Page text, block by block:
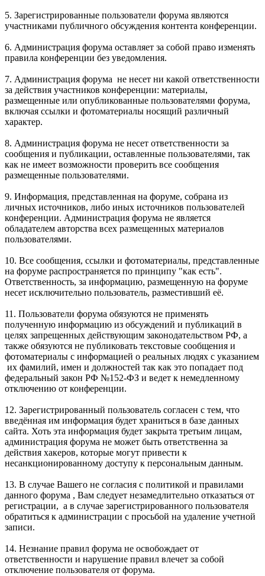
5. Зарегистрированные пользователи форума являются
участниками публичного обсуждения контента конференции.
6. Администрация форума оставляет за собой право изменять
правила конференции без уведомления.
7. Администрация форума не несет ни какой ответственности
за действия участников конференции: материалы,
размещенные или опубликованные пользователями форума,
включая ссылки и фотоматериалы носящий различный
характер.
8. Администрация форума не несет ответственности за
сообщения и публикации, оставленные пользователями, так
как не имеет возможности проверить все сообщения
размещенные пользователями.
9. Информация, представленная на форуме, собрана из
личных источников, либо иных источников пользователей
конференции. Администрация форума не является
обладателем авторства всех размещенных материалов
пользователями.
10. Все сообщения, ссылки и фотоматериалы, представленные
на форуме распространяется по принципу "как есть".
Ответственность, за информацию, размещенную на форуме
несет исключительно пользователь, разместивший её.
11. Пользователи форума обязуются не применять
полученную информацию из обсуждений и публикаций в
целях запрещенных действующим законодательством РФ, а
также обязуются не публиковать текстовые сообщения и
фотоматериалы с информацией о реальных людях с указанием
их фамилий, имен и должностей так как это попадает под
федеральный закон РФ №152-ФЗ и ведет к немедленному
отключению от конференции.
12. Зарегистрированный пользователь согласен с тем, что
введённая им информация будет храниться в базе данных
сайта. Хоть эта информация будет закрыта третьим лицам,
администрация форума не может быть ответственна за
действия хакеров, которые могут привести к
несанкционированному доступу к персональным данным.
13. В случае Вашего не согласия с политикой и правилами
данного форума , Вам следует незамедлительно отказаться от
регистрации, а в случае зарегистрированного пользователя
обратиться к администрации с просьбой на удаление учетной
записи.
14. Незнание правил форума не освобождает от
ответственности и нарушение правил влечет за собой
отключение пользователя от форума.